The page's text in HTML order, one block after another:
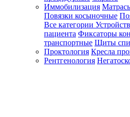
Иммобилизация
Повязки косыночные
Все категории
пациента Фиксаторы
транспортные Щиты
Проктология Кресла
Рентгенология